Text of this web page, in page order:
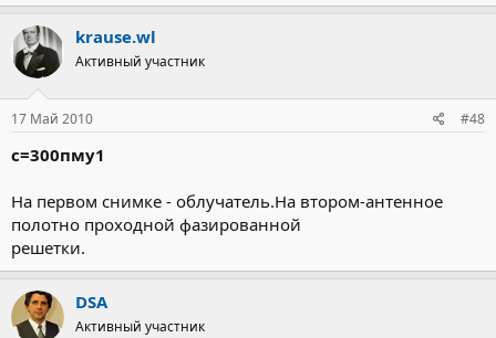
krause.wl
Активный участник
17 Май 2010 #48
с=300пму1
На первом снимке - облучатель.На втором-антенное
полотно проходной фазированной
решетки.
DSA
Активный участник